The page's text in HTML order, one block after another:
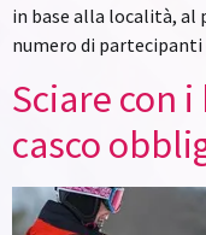
in base alla località, al
numero di
Sciare con
casco